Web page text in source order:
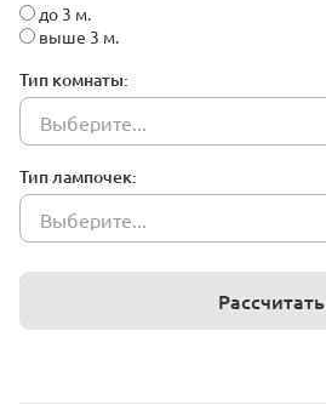
до 3 м.
выше 3 м.
Тип комнаты:
Тип лампочек:
Рассчитать